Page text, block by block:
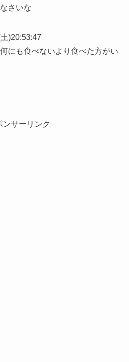
さいな
)20:53:47
にも食べないより食べた方がい
ンサーリンク